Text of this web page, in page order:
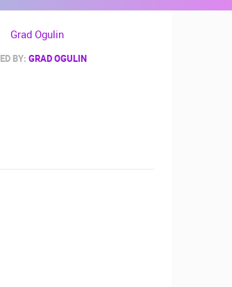
BY: GRAD OGULIN